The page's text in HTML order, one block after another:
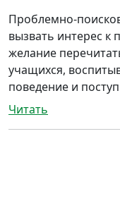
Проблемно-
вызвать интерес
желание
учащихся,
поведение и
Читать